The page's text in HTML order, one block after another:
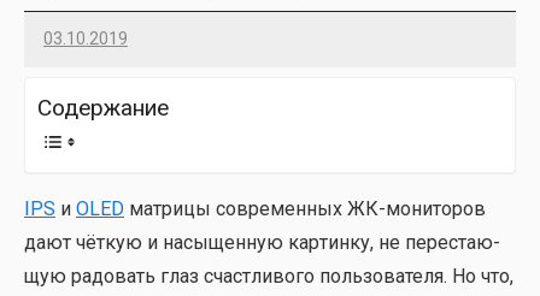
03.10.2019
Imatvey
Содер­жа­ние
IPS и OLED мат­ри­цы совре­мен­ных ЖК-мони­то­ров
дают чёт­кую и насы­щен­ную кар­тин­ку, не пере­ста­ю­
щую радо­вать глаз счаст­ли­во­го поль­зо­ва­те­ля. Но что,